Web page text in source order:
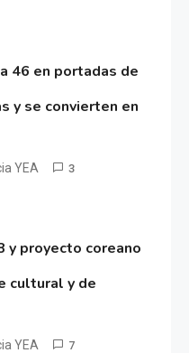
46 en portadas de
y se convierten en
YEA 3
y proyecto coreano
cultural y de
YEA 7